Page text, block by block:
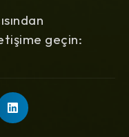
geçin: